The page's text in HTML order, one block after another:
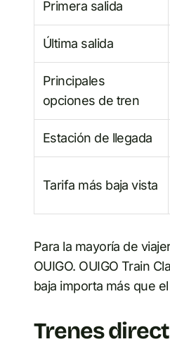
Primera salida
Última salida
Principales
opciones de tren
Estación de llegada
Tarifa más baja vista
Para la mayoría de
OUIGO. OUIGO Train
baja importa más que
Trenes